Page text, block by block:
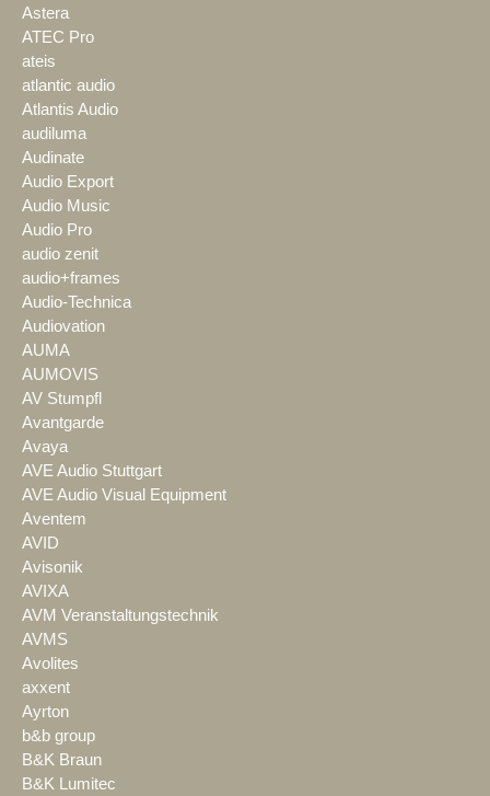
Astera
ATEC Pro
ateis
atlantic audio
Atlantis Audio
audiluma
Audinate
Audio Export
Audio Music
Audio Pro
audio zenit
audio+frames
Audio-Technica
Audiovation
AUMA
AUMOVIS
AV Stumpfl
Avantgarde
Avaya
AVE Audio Stuttgart
AVE Audio Visual Equipment
Aventem
AVID
Avisonik
AVIXA
AVM Veranstaltungstechnik
AVMS
Avolites
axxent
Ayrton
b&b group
B&K Braun
B&K Lumitec